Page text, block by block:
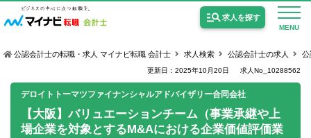
MENU
求人を探す
公認会計士の求人
公認会計士の転職・求人 マイナビ転職 会計士 求人検索 公認会計士の求人 公
更新日：2025年10月20日 求人No_10288562
デロイトトーマツファイナンシャルアドバイザリー合同会社
【大阪】バリュエーションチーム（事業承継や上
場企業を対象とするM&Aにおける企業価値評価業